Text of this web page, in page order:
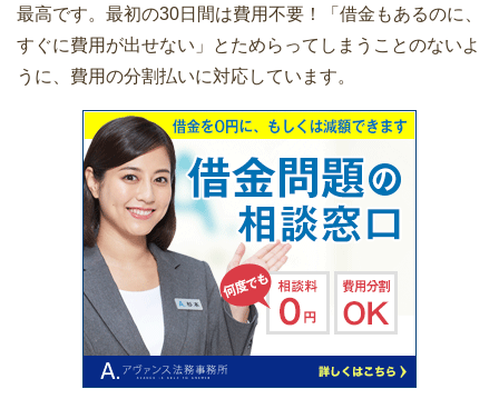
最高です。最初の30日間は費用不要！「借金もあるのに、
すぐに費用が出せない」とためらってしまうことのないよ
うに、費用の分割払いに対応しています。